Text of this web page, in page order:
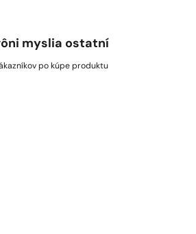
myslia ostatní
po kúpe produktu